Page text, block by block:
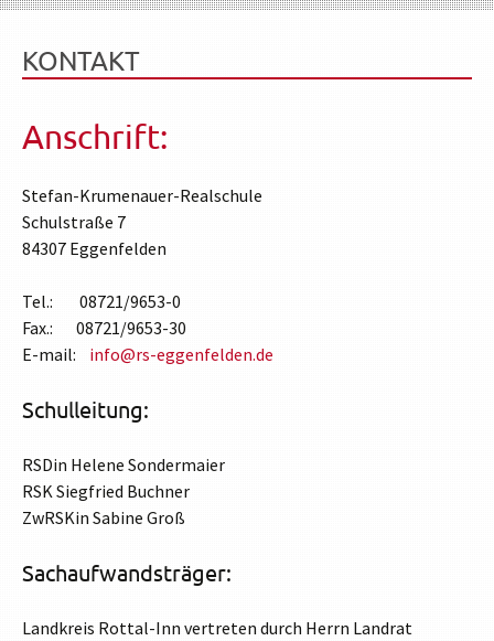
KONTAKT
Anschrift:
Stefan-Krumenauer-Realschule
Schulstraße 7
84307 Eggenfelden
Tel.: 08721/9653-0
Fax.: 08721/9653-30
E-mail: info@rs-eggenfelden.de
Schulleitung:
RSDin Helene Sondermaier
RSK Siegfried Buchner
ZwRSKin Sabine Groß
Sachaufwandsträger:
Landkreis Rottal-Inn vertreten durch Herrn Landrat